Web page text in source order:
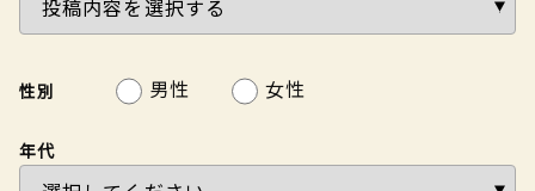
性別 男性 女性
年代